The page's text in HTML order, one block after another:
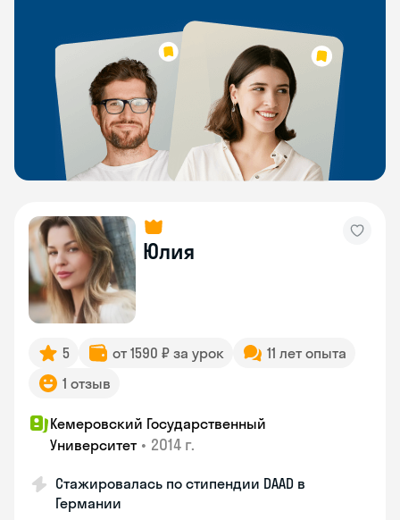
Юлия
5 от 1590 ₽ за урок
11 лет опыта
1 отзыв
Кемеровский Государственный
Университет • 2014 г.
Стажировалась по стипендии DAAD в
Германии